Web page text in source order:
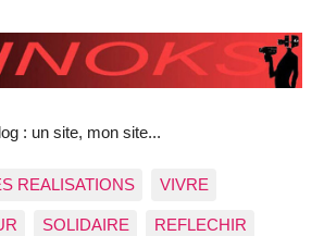
: un site, mon site...
REALISATIONS VIVRE
SOLIDAIRE REFLECHIR